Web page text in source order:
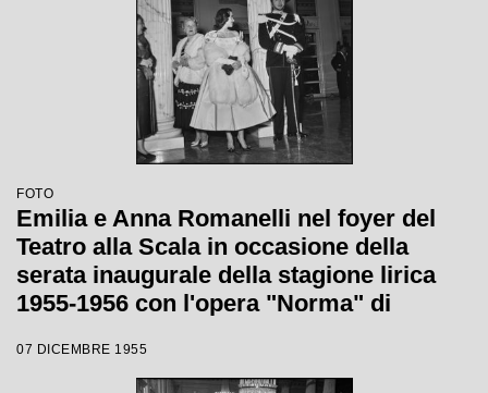
FOTO
Emilia e Anna Romanelli nel foyer del
Teatro alla Scala in occasione della
serata inaugurale della stagione lirica
1955-1956 con l'opera "Norma" di
Votto, con la regia di Margherita
07 DICEMBRE 1955